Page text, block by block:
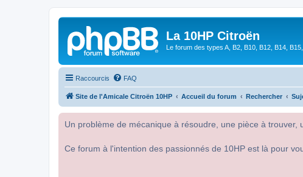
La 10HP Citroën
Le forum des types A, B2, B10, B12, B14,
Raccourcis FAQ
Site de l'Amicale Citroën 10HP Accueil du forum Rechercher
Un problème de mécanique à résoudre, une pièce à trouver,
Ce forum à l'intention des passionnés de 10HP est là pour